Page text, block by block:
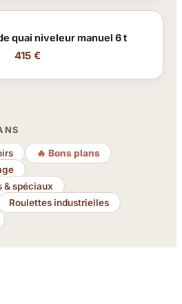
quai niveleur manuel 6 t
415 €
🔥 Bons plans
& spéciaux
Roulettes industrielles